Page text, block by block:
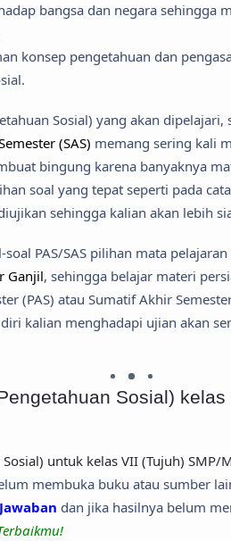
bangsa dan negara sehingga
konsep pengetahuan dan
Sosial) yang akan
(SAS) memang sering kali
bingung karena banyaknya
soal yang tepat seperti pada
sehingga kalian akan lebih
PAS/SAS pilihan mata pelajaran
Ganjil, sehingga belajar materi
(PAS) atau Sumatif Akhir
kalian menghadapi ujian akan
Sosial)
untuk kelas VII (Tujuh) SMP/
membuka buku atau sumber
dan jika hasilnya belum